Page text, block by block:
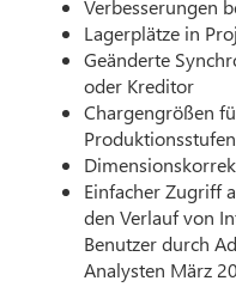
Verbesserungen
Lagerplätze in
Geänderte
oder Kreditor
Chargengrößen
Einfacher Zugriff
den Verlauf von
Benutzer durch
Analysten März